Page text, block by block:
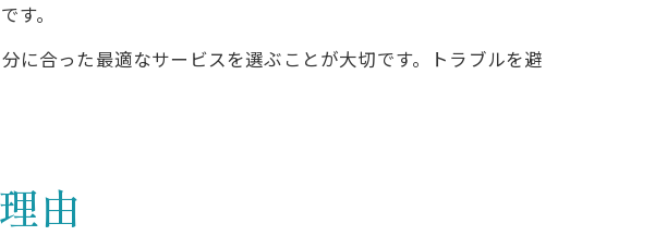
す。
に合った最適なサービスを選ぶことが大切です。トラブルを避
由